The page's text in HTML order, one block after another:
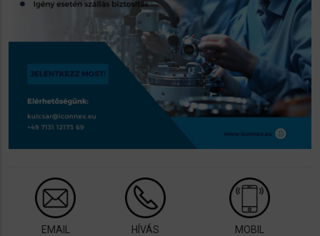
EMAIL HÍVÁS MOBIL